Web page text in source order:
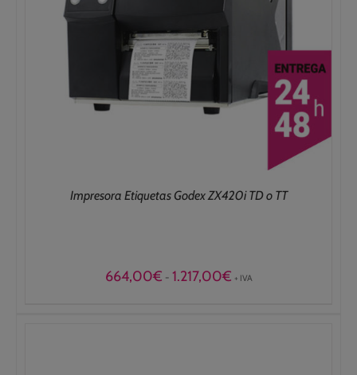
Impresora Etiquetas Godex ZX420i TD o TT
664,00€ - 1.217,00€Rango
+ IVA